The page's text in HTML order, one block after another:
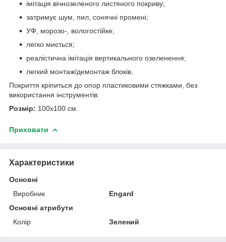
імітація вічнозеленого листяного покриву;
затримує шум, пил, сонячні промені;
УФ, морозо-, вологостійке;
легко миється;
реалістична імітація вертикального озеленення;
легкий монтаж/демонтаж блоків.
Покриття кріпиться до опор пластиковими стяжками, без
використання інструментів.
Розмір: 100х100 см.
Приховати
Характеристики
Основні
Виробник
Engard
Основні атрибути
Колір
Зелений